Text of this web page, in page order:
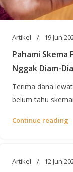
Artikel 19 Jun
Pahami Skema
Nggak Diam-
Terima dana
belum tahu
Continue reading
Artikel 12 Jun